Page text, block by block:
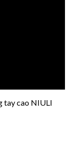
tay cao NIULI